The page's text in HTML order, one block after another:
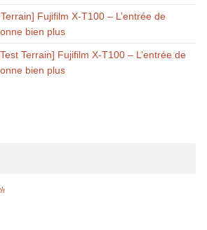
Fujifilm X-T100 – L’entrée de
bien plus
Terrain] Fujifilm X-T100 – L’entrée de
bien plus